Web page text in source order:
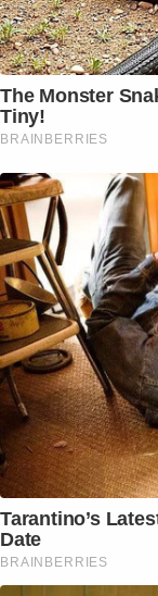
The Monster
Tiny!
BRAINBERRIES
Tarantino’s
Date
BRAINBERRIES